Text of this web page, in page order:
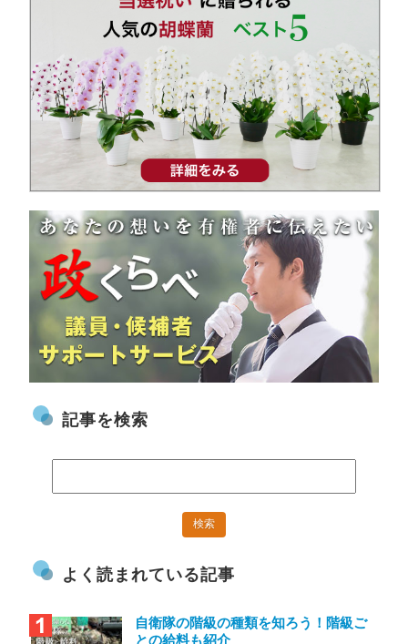
記事を検索
よく読まれている記事
自衛隊の階級の種類を知ろう！階級ご
との給料も紹介